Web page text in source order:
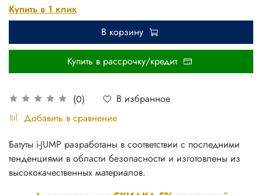
(0)
В избранное
Добавить в сравнение
Купить в 1 клик
В корзину
Купить в рассрочку/кредит
Батуты i-JUMP разработаны в соответствии с последними
тенденциями в области безопасности и изготовлены из
высококачественных материалов.